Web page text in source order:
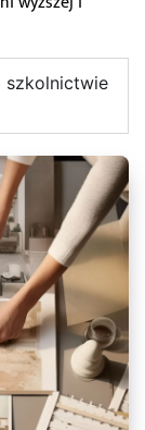
szkolnictwie